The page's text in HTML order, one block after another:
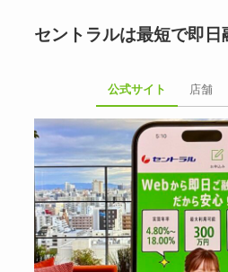
セントラルは最短で即日
公式サイト 店舗